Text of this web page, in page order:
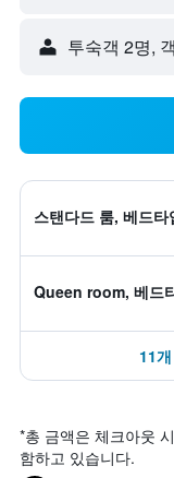
투숙객 2​명,
스탠다드 룸, 베드
Queen room, 베드
11
*총 금액은 체크아웃
함하고 있습니다.